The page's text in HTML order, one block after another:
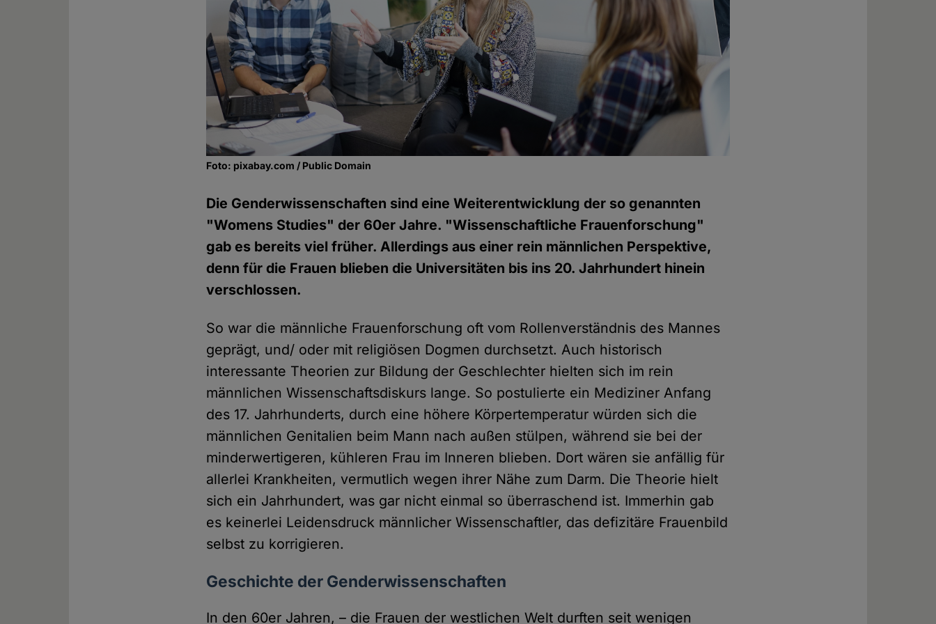
Foto: pixabay.com / Public Domain
Die Genderwissenschaften sind eine Weiterentwicklung der so genannten
"Womens Studies" der 60er Jahre. "Wissenschaftliche Frauenforschung"
gab es bereits viel früher. Allerdings aus einer rein männlichen Perspektive,
denn für die Frauen blieben die Universitäten bis ins 20. Jahrhundert hinein
verschlossen.
So war die männliche Frauenforschung oft vom Rollenverständnis des Mannes
geprägt, und/ oder mit religiösen Dogmen durchsetzt. Auch historisch
interessante Theorien zur Bildung der Geschlechter hielten sich im rein
männlichen Wissenschaftsdiskurs lange. So postulierte ein Mediziner Anfang
des 17. Jahrhunderts, durch eine höhere Körpertemperatur würden sich die
männlichen Genitalien beim Mann nach außen stülpen, während sie bei der
minderwertigeren, kühleren Frau im Inneren blieben. Dort wären sie anfällig für
allerlei Krankheiten, vermutlich wegen ihrer Nähe zum Darm. Die Theorie hielt
sich ein Jahrhundert, was gar nicht einmal so überraschend ist. Immerhin gab
es keinerlei Leidensdruck männlicher Wissenschaftler, das defizitäre Frauenbild
selbst zu korrigieren.
Geschichte der Genderwissenschaften
In den 60er Jahren, – die Frauen der westlichen Welt durften seit wenigen